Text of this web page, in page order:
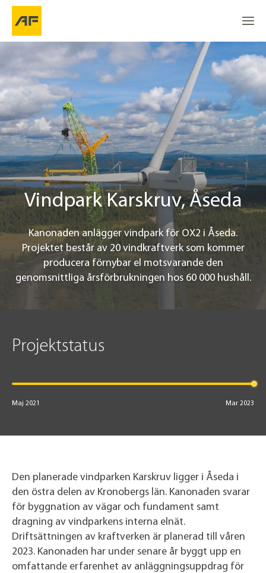
Vindpark Karskruv
Plats
Projektinfo
Kontakt
Go to the top
Vindpark Karskruv, Åseda
Kanonaden anlägger vindpark för OX2 i Åseda.
Projektet består av 20 vindkraftverk som kommer
producera förnybar el motsvarande den
genomsnittliga årsförbrukningen hos 60 000 hushåll.
Projektstatus
Maj 2021 Mar 2023
Den planerade vindparken Karskruv ligger i Åseda i
den östra delen av Kronobergs län. Kanonaden svarar
för byggnation av vägar och fundament samt
dragning av vindparkens interna elnät.
Driftsättningen av kraftverken är planerad till våren
2023. Kanonaden har under senare år byggt upp en
omfattande erfarenhet av anläggningsuppdrag för